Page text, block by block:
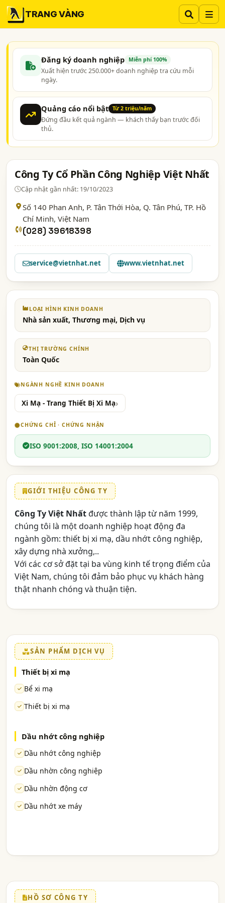
TRANG VÀNG
Đăng ký doanh nghiệp Miễn phí 100%
Xuất hiện trước 250.000+ doanh nghiệp tra cứu mỗi
ngày.
Quảng cáo nổi bật Từ 2 triệu/năm
Đứng đầu kết quả ngành — khách thấy bạn trước đối
thủ.
Công Ty Cổ Phần Công Nghiệp Việt Nhất
Cập nhật gần nhất: 19/10/2023
Số 140 Phan Anh, P. Tân Thới Hòa, Q. Tân Phú, TP. Hồ
Chí Minh, Việt Nam
(028) 39618398
service@vietnhat.net www.vietnhat.net
LOẠI HÌNH KINH DOANH
Nhà sản xuất, Thương mại, Dịch vụ
THỊ TRƯỜNG CHÍNH
Toàn Quốc
NGÀNH NGHỀ KINH DOANH
Xi Mạ - Trang Thiết Bị Xi Mạ
CHỨNG CHỈ · CHỨNG NHẬN
ISO 9001:2008, ISO 14001:2004
GIỚI THIỆU CÔNG TY
Công Ty Việt Nhấtđược thành lập từ năm 1999,
chúng tôi là một doanh nghiệp hoạt động đa
ngành gồm: thiết bị xi mạ, dầu nhớt công nghiệp,
xây dựng nhà xưởng,..
Với các cơ sở đặt tại ba vùng kinh tế trọng điểm của
Việt Nam, chúng tôi đảm bảo phục vụ khách hàng
thật nhanh chóng và thuận tiện.
SẢN PHẨM DỊCH VỤ
Thiết bị xi mạ
Bể xi mạ
Thiết bị xi mạ
Dầu nhớt công nghiệp
Dầu nhớt công nghiệp
Dầu nhờn công nghiệp
Dầu nhờn động cơ
Dầu nhớt xe máy
HỒ SƠ CÔNG TY